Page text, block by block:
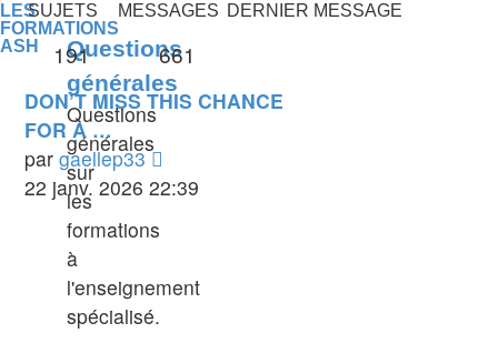
LES
FORMATIONS
ASH
SUJETS MESSAGES DERNIER MESSAGE
Questions
générales
Questions
générales
sur
les
formations
à
l'enseignement
spécialisé.
191 661
DON’T MISS THIS CHANCE
FOR A …
par gaellep33
le
22 janv. 2026 22:39